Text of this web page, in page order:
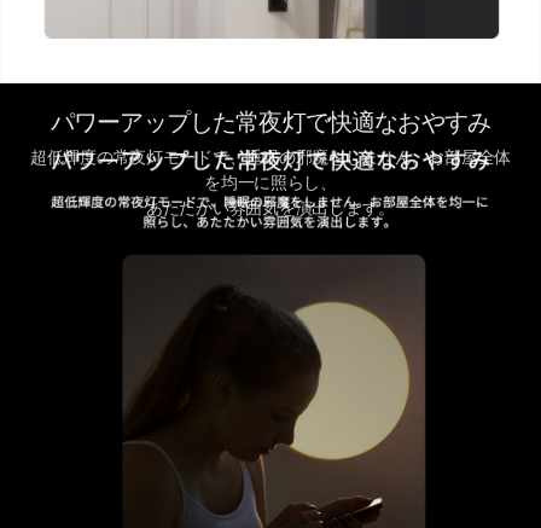
パワーアップした常夜灯で快適なおやすみ
超低輝度の常夜灯モードで、睡眠の邪魔をしません。お部屋全体
を均一に照らし、
あたたかい雰囲気を演出します。